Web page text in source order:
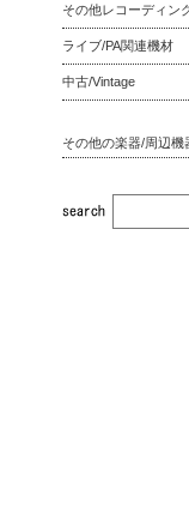
その他レコーディン
ライブ/PA関連機材
中古/Vintage
その他の楽器/周辺機